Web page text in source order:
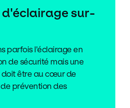
d'éclairage sur-
parfois l'éclairage en
de sécurité mais une
doit être au cœur de
prévention des